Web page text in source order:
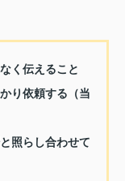
く伝えること
り依頼する（当
照らし合わせて